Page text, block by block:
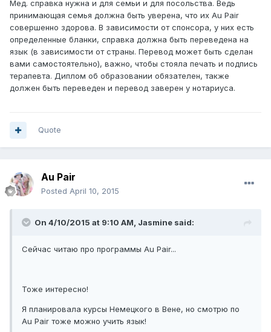
Мед. справка нужна и для семьи и для посольства. Ведь
принимающая семья должна быть уверена, что их Au Pair
совершенно здорова. В зависимости от спонсора, у них есть
определенные бланки, справка должна быть переведена на
язык (в зависимости от страны. Перевод может быть сделан
вами самостоятельно), важно, чтобы стояла печать и подпись
терапевта. Диплом об образовании обязателен, также
должен быть переведен и перевод заверен у нотариуса.
Quote
Au Pair
Posted April 10, 2015
On 4/10/2015 at 9:10 AM, Jasmine said:
Сейчас читаю про программы Au Pair...
Тоже интересно!
Я планировала курсы Немецкого в Вене, но смотрю по
Au Pair тоже можно учить язык!